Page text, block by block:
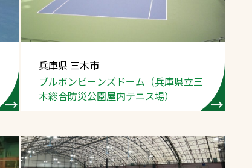
兵庫県 三木市
ブルボンビーンズドーム （兵庫県立三
木総合防災公園屋内テニス場）